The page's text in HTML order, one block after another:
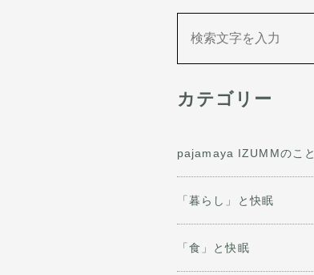
カテゴリー
pajamaya IZUMMのこと
「暮らし」と快眠
「食」と快眠